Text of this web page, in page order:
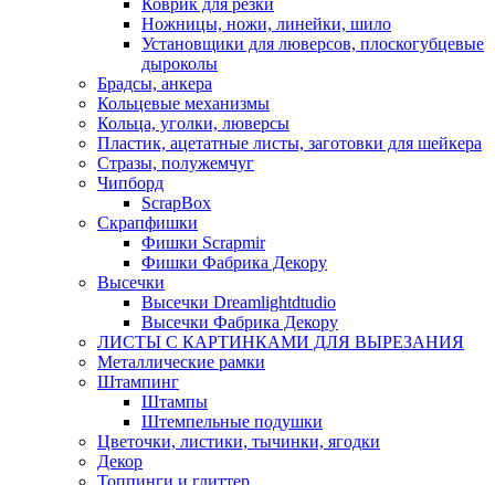
Ножницы, ножи, линейки, шило
Установщики для люверсов, плоскогубцевые
дыроколы
Брадсы, анкера
Кольцевые механизмы
Кольца, уголки, люверсы
Пластик, ацетатные листы, заготовки для шейкера
Стразы, полужемчуг
Чипборд
ScrapBox
Скрапфишки
Фишки Scrapmir
Фишки Фабрика Декору
Высечки
Высечки Dreamlightdtudio
Высечки Фабрика Декору
ЛИСТЫ С КАРТИНКАМИ ДЛЯ ВЫРЕЗАНИЯ
Металлические рамки
Штампинг
Штампы
Штемпельные подушки
Цветочки, листики, тычинки, ягодки
Декор
Топпинги и глиттер